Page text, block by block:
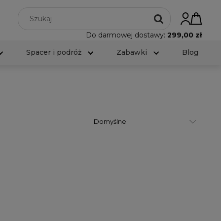
Do darmowej dostawy: 299,00 zł
Spacer i podróż Zabawki Blog